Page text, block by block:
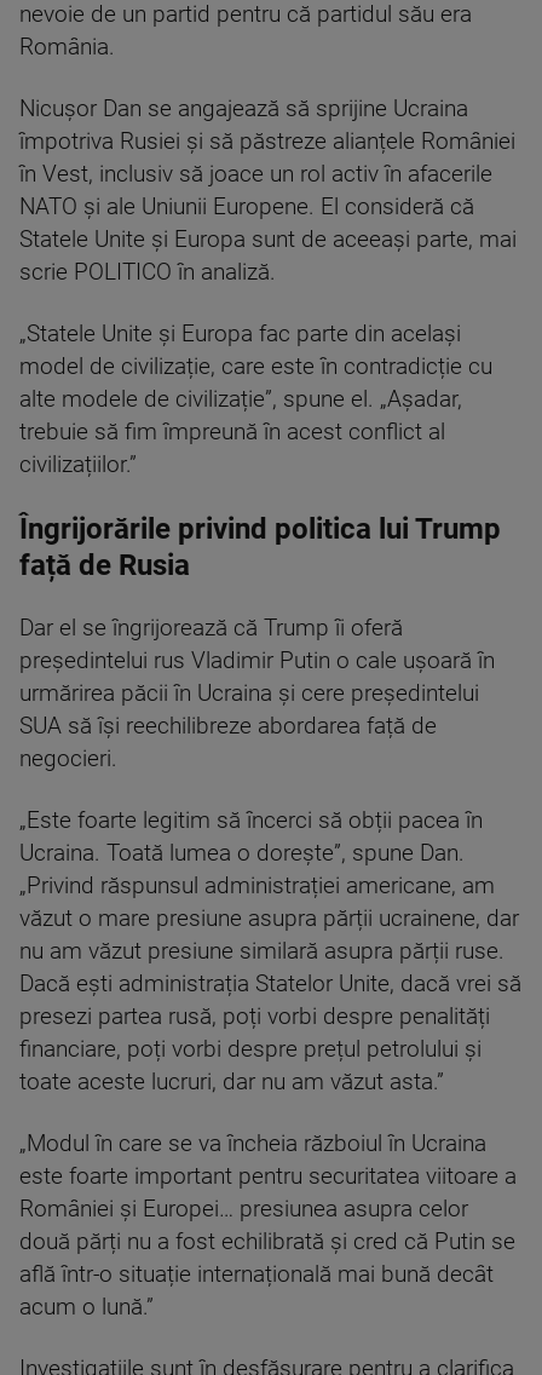
nevoie de un partid pentru că partidul său era
România.
Nicușor Dan se angajează să sprijine Ucraina
împotriva Rusiei și să păstreze alianțele României
în Vest, inclusiv să joace un rol activ în afacerile
NATO și ale Uniunii Europene. El consideră că
Statele Unite și Europa sunt de aceeași parte, mai
scrie POLITICO în analiză.
„Statele Unite și Europa fac parte din același
model de civilizație, care este în contradicție cu
alte modele de civilizație”, spune el. „Așadar,
trebuie să fim împreună în acest conflict al
civilizațiilor.”
Îngrijorările privind politica lui Trump
față de Rusia
Dar el se îngrijorează că Trump îi oferă
președintelui rus Vladimir Putin o cale ușoară în
urmărirea păcii în Ucraina și cere președintelui
SUA să își reechilibreze abordarea față de
negocieri.
„Este foarte legitim să încerci să obții pacea în
Ucraina. Toată lumea o dorește”, spune Dan.
„Privind răspunsul administrației americane, am
văzut o mare presiune asupra părții ucrainene, dar
nu am văzut presiune similară asupra părții ruse.
Dacă ești administrația Statelor Unite, dacă vrei să
presezi partea rusă, poți vorbi despre penalități
financiare, poți vorbi despre prețul petrolului și
toate aceste lucruri, dar nu am văzut asta.”
„Modul în care se va încheia războiul în Ucraina
este foarte important pentru securitatea viitoare a
României și Europei… presiunea asupra celor
două părți nu a fost echilibrată și cred că Putin se
află într-o situație internațională mai bună decât
acum o lună.”
Investigațiile sunt în desfășurare pentru a clarifica